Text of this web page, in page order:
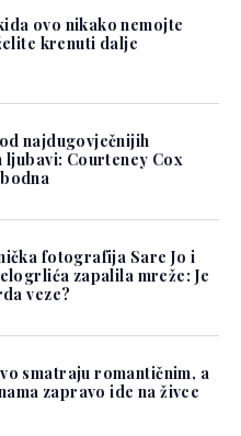
ovo nikako nemojte
krenuti dalje
najdugovječnijih
ljubavi: Courteney Cox
fotografija Sare Jo i
zapalila mreže: Je
veze?
smatraju romantičnim, a
zapravo ide na živce